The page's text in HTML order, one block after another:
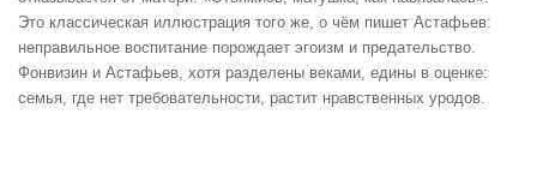
Это классическая иллюстрация того же, о чём пишет Астафьев:
неправильное воспитание порождает эгоизм и предательство.
Фонвизин и Астафьев, хотя разделены веками, едины в оценке:
семья, где нет требовательности, растит нравственных уродов.